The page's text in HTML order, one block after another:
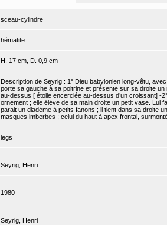
sceau-cylindre
hématite
H. 17 cm, D. 0,9 cm
Description de Seyrig : 1° Dieu babylonien long-vêtu,
porte sa gauche à sa poitrine et présente sur sa droite
au-dessus [ étoile encerclée au-dessus d’un croissant] -
ornement ; elle élève de sa main droite un petit vase. Lui
parait un diadème à petits fanons ; il tient dans sa droite
masques imberbes ; celui du haut à apex frontal,
legs
Seyrig, Henri
1980
Seyrig, Henri